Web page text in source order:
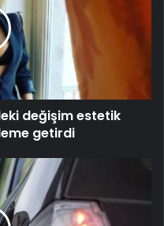
değişim estetik
getirdi